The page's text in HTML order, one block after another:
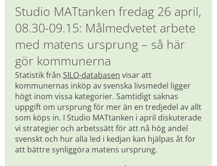
Studio MATtanken fredag 26 april,
08.30-09.15: Målmedvetet arbete
med matens ursprung – så här
gör kommunerna
Statistik från SILO-databasen visar att
kommunernas inköp av svenska livsmedel ligger
högt inom vissa kategorier. Samtidigt saknas
uppgift om ursprung för mer än en tredjedel av allt
som köps in. I Studio MATtanken i april diskuterade
vi strategier och arbetssätt för att nå hög andel
svenskt och hur alla led i kedjan kan hjälpas åt för
att bättre synliggöra matens ursprung.